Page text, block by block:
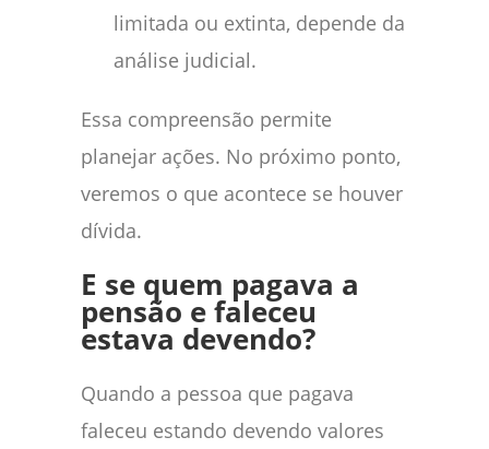
limitada ou extinta, depende da
análise judicial.
Essa compreensão permite
planejar ações. No próximo ponto,
veremos o que acontece se houver
dívida.
E se quem pagava a
pensão e faleceu
estava devendo?
Quando a pessoa que pagava
faleceu estando devendo valores